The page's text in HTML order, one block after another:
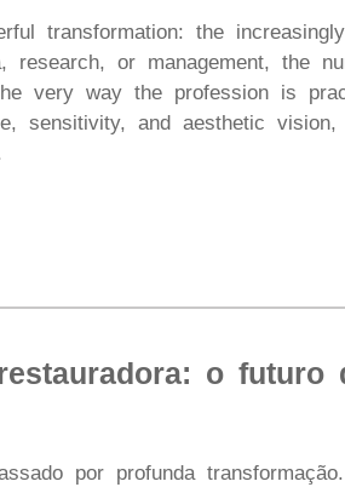
transformation: the
or management, the
very way the profession is
sensitivity, and aesthetic
o futuro
por profunda